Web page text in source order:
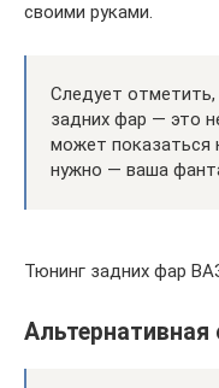
своими руками.
Следует отметить,
задних фар — это
может показаться
нужно — ваша
Тюнинг задних фар
Альтернативная